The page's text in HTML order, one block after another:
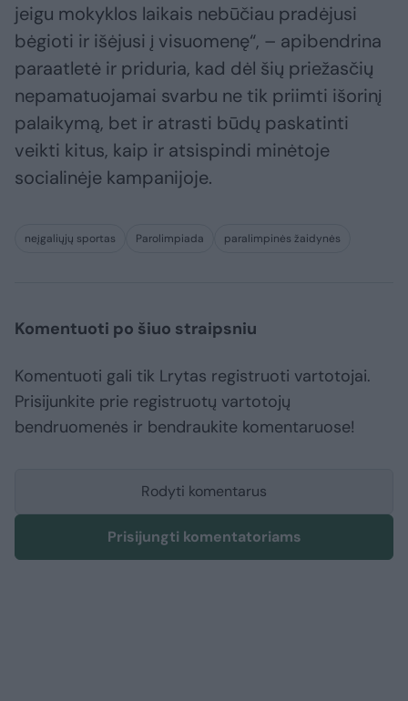
jeigu mokyklos laikais nebūčiau pradėjusi
bėgioti ir išėjusi į visuomenę“, – apibendrina
paraatletė ir priduria, kad dėl šių priežasčių
nepamatuojamai svarbu ne tik priimti išorinį
palaikymą, bet ir atrasti būdų paskatinti
veikti kitus, kaip ir atsispindi minėtoje
socialinėje kampanijoje.
neįgaliųjų sportas Parolimpiada paralimpinės žaidynės
Komentuoti po šiuo straipsniu
Komentuoti gali tik Lrytas registruoti vartotojai.
Prisijunkite prie registruotų vartotojų
bendruomenės ir bendraukite komentaruose!
Rodyti komentarus
Prisijungti komentatoriams